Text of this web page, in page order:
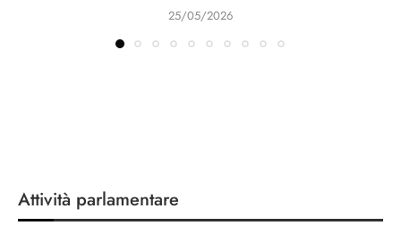
25/05/2026
Attività parlamentare